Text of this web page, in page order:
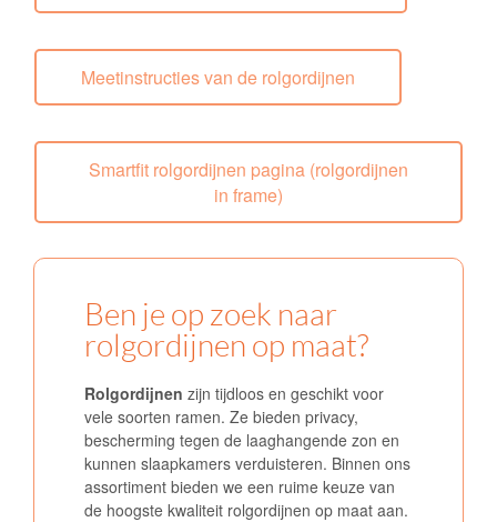
Meetinstructies van de rolgordijnen
Smartfit rolgordijnen pagina (rolgordijnen
in frame)
Ben je op zoek naar
rolgordijnen op maat?
Rolgordijnen zijn tijdloos en geschikt voor
vele soorten ramen. Ze bieden privacy,
bescherming tegen de laaghangende zon en
kunnen slaapkamers verduisteren. Binnen ons
assortiment bieden we een ruime keuze van
de hoogste kwaliteit rolgordijnen op maat aan.